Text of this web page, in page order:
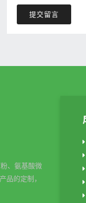
提交留言
、氨基酸微
品的定制，